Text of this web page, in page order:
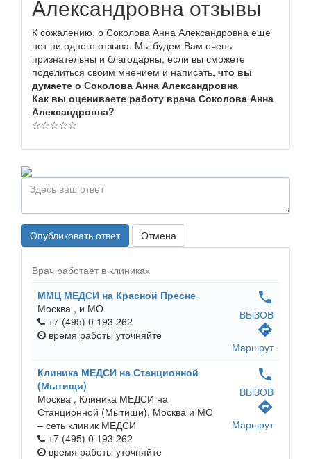
Александровна отзывы
К сожалению, о Соколова Анна Александровна еще
нет ни одного отзыва. Мы будем Вам очень
признательны и благодарны, если вы сможете
поделиться своим мнением и написать, что вы
думаете о Соколова Анна Александровна
Как вы оцениваете работу врача Соколова Анна
Александровна?
☆☆☆☆☆
Опубликовать ответ Отмена
Врач работает в клиниках
ММЦ МЕДСИ на Красной Пресне
Москва , и МО
+7 (495) 0 193 262
время работы уточняйте
phone
ВЫЗОВ
directions
Маршрут
Клиника МЕДСИ на Станционной
(Мытищи)
Москва , Клиника МЕДСИ на
Станционной (Мытищи), Москва и МО
– сеть клиник МЕДСИ
+7 (495) 0 193 262
время работы уточняйте
phone
ВЫЗОВ
directions
Маршрут